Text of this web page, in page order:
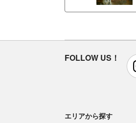
FOLLOW US！
エリアから探す